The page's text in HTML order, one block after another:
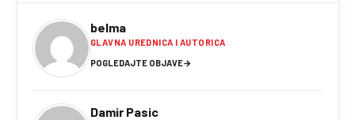
belma
GLAVNA UREDNICA I AUTORICA
POGLEDAJTE OBJAVE→
Damir Pasic